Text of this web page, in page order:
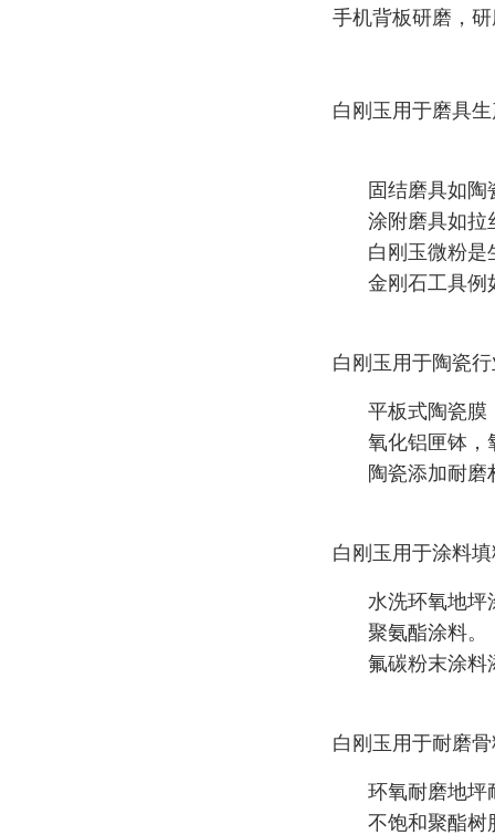
手机背板研磨，
白刚玉用于磨具
固结磨具如
涂附磨具如拉
白刚玉微粉是
金刚石工具例
白刚玉用于陶瓷
平板式陶瓷膜
氧化铝匣钵，
陶瓷添加耐磨
白刚玉用于涂料
水洗环氧地坪
聚氨酯涂料。
氟碳粉末涂料
白刚玉用于耐磨
环氧耐磨地坪
不饱和聚酯树